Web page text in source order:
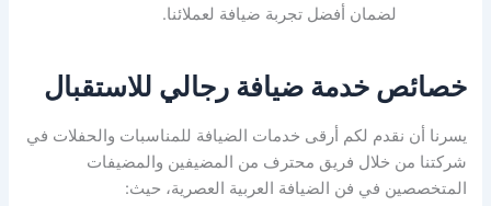
لضمان أفضل تجربة ضيافة لعملائنا.
خصائص خدمة ضيافة رجالي للاستقبال
يسرنا أن نقدم لكم أرقى خدمات الضيافة للمناسبات والحفلات في
شركتنا من خلال فريق محترف من المضيفين والمضيفات
المتخصصين في فن الضيافة العربية العصرية، حيث: